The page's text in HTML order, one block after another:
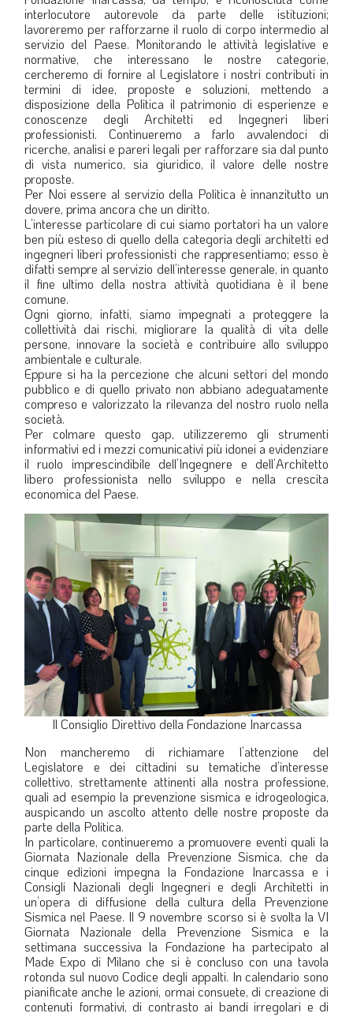
interlocutore autorevole da parte delle istituzioni;
lavoreremo per rafforzarne il ruolo di corpo intermedio al
servizio del Paese. Monitorando le attività legislative e
normative, che interessano le nostre categorie,
cercheremo di fornire al Legislatore i nostri contributi in
termini di idee, proposte e soluzioni, mettendo a
disposizione della Politica il patrimonio di esperienze e
conoscenze degli Architetti ed Ingegneri liberi
professionisti. Continueremo a farlo avvalendoci di
ricerche, analisi e pareri legali per rafforzare sia dal punto
di vista numerico, sia giuridico, il valore delle nostre
proposte.
Per Noi essere al servizio della Politica è innanzitutto un
dovere, prima ancora che un diritto.
L’interesse particolare di cui siamo portatori ha un valore
ben più esteso di quello della categoria degli architetti ed
ingegneri liberi professionisti che rappresentiamo; esso è
difatti sempre al servizio dell’interesse generale, in quanto
il fine ultimo della nostra attività quotidiana è il bene
comune.
Ogni giorno, infatti, siamo impegnati a proteggere la
collettività dai rischi, migliorare la qualità di vita delle
persone, innovare la società e contribuire allo sviluppo
ambientale e culturale.
Eppure si ha la percezione che alcuni settori del mondo
pubblico e di quello privato non abbiano adeguatamente
compreso e valorizzato la rilevanza del nostro ruolo nella
società.
Per colmare questo gap, utilizzeremo gli strumenti
informativi ed i mezzi comunicativi più idonei a evidenziare
il ruolo imprescindibile dell’Ingegnere e dell’Architetto
libero professionista nello sviluppo e nella crescita
economica del Paese.
Il Consiglio Direttivo della Fondazione Inarcassa
Non mancheremo di richiamare l’attenzione del
Legislatore e dei cittadini su tematiche d’interesse
collettivo, strettamente attinenti alla nostra professione,
quali ad esempio la prevenzione sismica e idrogeologica,
auspicando un ascolto attento delle nostre proposte da
parte della Politica.
In particolare, continueremo a promuovere eventi quali la
Giornata Nazionale della Prevenzione Sismica, che da
cinque edizioni impegna la Fondazione Inarcassa e i
Consigli Nazionali degli Ingegneri e degli Architetti in
un’opera di diffusione della cultura della Prevenzione
Sismica nel Paese. Il 9 novembre scorso si è svolta la VI
Giornata Nazionale della Prevenzione Sismica e la
settimana successiva la Fondazione ha partecipato al
Made Expo di Milano che si è concluso con una tavola
rotonda sul nuovo Codice degli appalti. In calendario sono
pianificate anche le azioni, ormai consuete, di creazione di
contenuti formativi, di contrasto ai bandi irregolari e di